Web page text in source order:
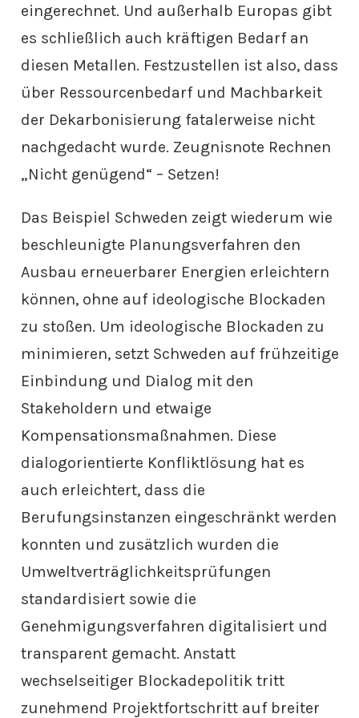
eingerechnet. Und außerhalb Europas gibt
es schließlich auch kräftigen Bedarf an
diesen Metallen. Festzustellen ist also, dass
über Ressourcenbedarf und Machbarkeit
der Dekarbonisierung fatalerweise nicht
nachgedacht wurde. Zeugnisnote Rechnen
„Nicht genügend“ – Setzen!
Das Beispiel Schweden zeigt wiederum wie
beschleunigte Planungsverfahren den
Ausbau erneuerbarer Energien erleichtern
können, ohne auf ideologische Blockaden
zu stoßen. Um ideologische Blockaden zu
minimieren, setzt Schweden auf frühzeitige
Einbindung und Dialog mit den
Stakeholdern und etwaige
Kompensationsmaßnahmen. Diese
dialogorientierte Konfliktlösung hat es
auch erleichtert, dass die
Berufungsinstanzen eingeschränkt werden
konnten und zusätzlich wurden die
Umweltverträglichkeitsprüfungen
standardisiert sowie die
Genehmigungsverfahren digitalisiert und
transparent gemacht. Anstatt
wechselseitiger Blockadepolitik tritt
zunehmend Projektfortschritt auf breiter